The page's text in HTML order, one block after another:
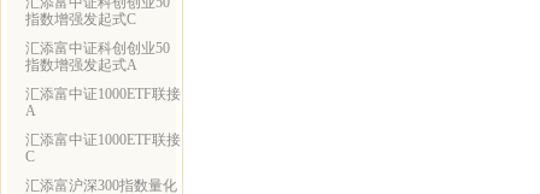
指数增强发起式C
汇添富中证科创创业50
指数增强发起式A
汇添富中证1000ETF联接
A
汇添富中证1000ETF联接
C
汇添富沪深300指数量化